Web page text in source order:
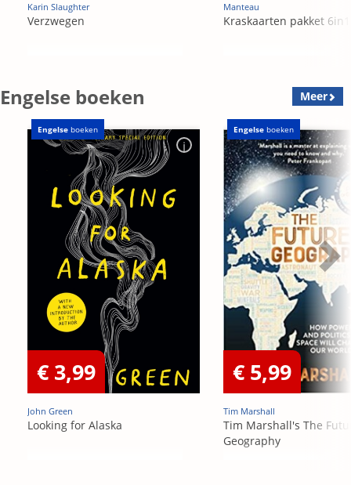
Karin Slaughter
Verzwegen
Manteau
Kraskaarten pakket 6in1
Engelse boeken Meer
Engelse boeken
€ 3,99
John Green
Looking for Alaska
Engelse boeken
€ 5,99
Tim Marshall
Tim Marshall's The
Geography